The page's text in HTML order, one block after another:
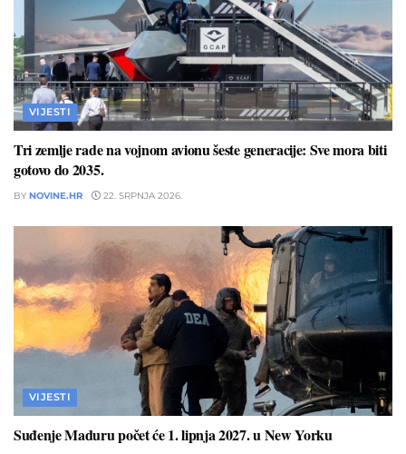
VIJESTI
Tri zemlje rade na vojnom avionu šeste generacije: Sve mora biti
gotovo do 2035.
BY NOVINE.HR 22. SRPNJA 2026.
VIJESTI
Suđenje Maduru počet će 1. lipnja 2027. u New Yorku